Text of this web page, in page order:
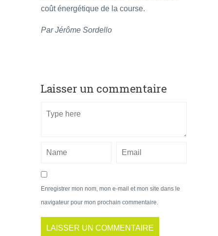
coût énergétique de la course.
Par Jérôme Sordello
Laisser un commentaire
Enregistrer mon nom, mon e-mail et mon site dans le
navigateur pour mon prochain commentaire.